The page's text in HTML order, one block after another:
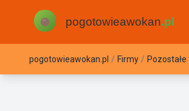
pogotowieawokan.pl / Firmy / Pozostałe